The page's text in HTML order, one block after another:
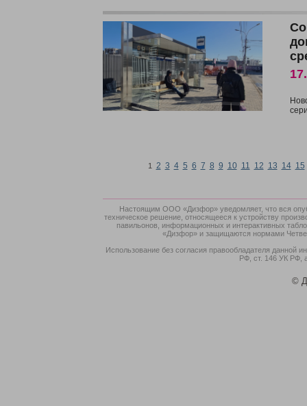
1 2 3 4 5 6 7 8 9 10 11 12 13 14 15
Настоящим ООО «Дизфор» уведомляет, что вся
техническое решение, относящееся к устройству
павильонов, информационных и интерактивных
«Дизфор» и защищаются нормами
Использование без согласия правообладателя данной
РФ, ст. 146 УК РФ,
©